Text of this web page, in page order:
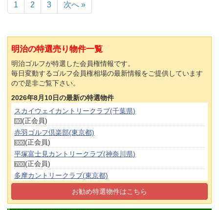
1 2 3 次へ »
明治の特選売り物件一覧
明治ゴルフが特選した会員権情報です。
毎日変動するゴルフ会員権相場の最新情報をご提供しています
ので是非ご覧下さい。
2026年8月10日の最新の特選物件
スカイウェイカントリークラブ(千葉県)
80 (正会員)
赤羽ゴルフ倶楽部(東京都)
300 (正会員)
平塚富士見カントリークラブ(神奈川県)
700 (正会員)
多摩カントリークラブ(東京都)
(平日会員(土可))
都留カントリー倶楽部(山梨県)
お勧め特選物件はこちら